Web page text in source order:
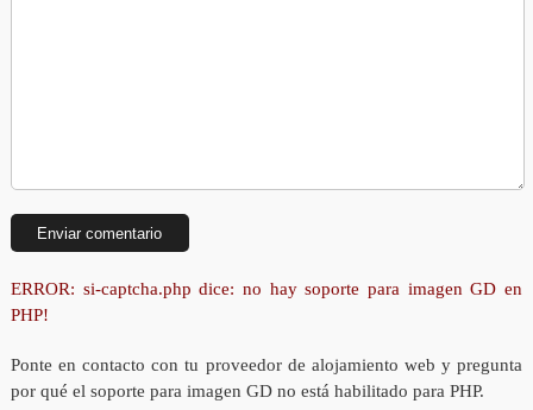
ERROR: si-captcha.php dice: no hay soporte para imagen GD en
PHP!
Ponte en contacto con tu proveedor de alojamiento web y pregunta
por qué el soporte para imagen GD no está habilitado para PHP.